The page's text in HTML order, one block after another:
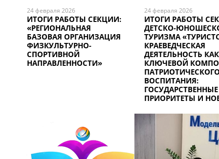
24 февраля 2026
ИТОГИ РАБОТЫ СЕКЦИИ:
«РЕГИОНАЛЬНАЯ
БАЗОВАЯ ОРГАНИЗАЦИЯ
ФИЗКУЛЬТУРНО-
СПОРТИВНОЙ
НАПРАВЛЕННОСТИ»
24 февраля 2026
ИТОГИ РАБОТЫ
ДЕТСКО-
ТУРИЗМА
КРАЕВЕДЧЕСКАЯ
ДЕЯТЕЛЬНОСТЬ КАК
КЛЮЧЕВОЙ
ВОСПИТАНИЯ:
ГОСУДАРСТВЕННЫЕ
ПРИОРИТЕТЫ И